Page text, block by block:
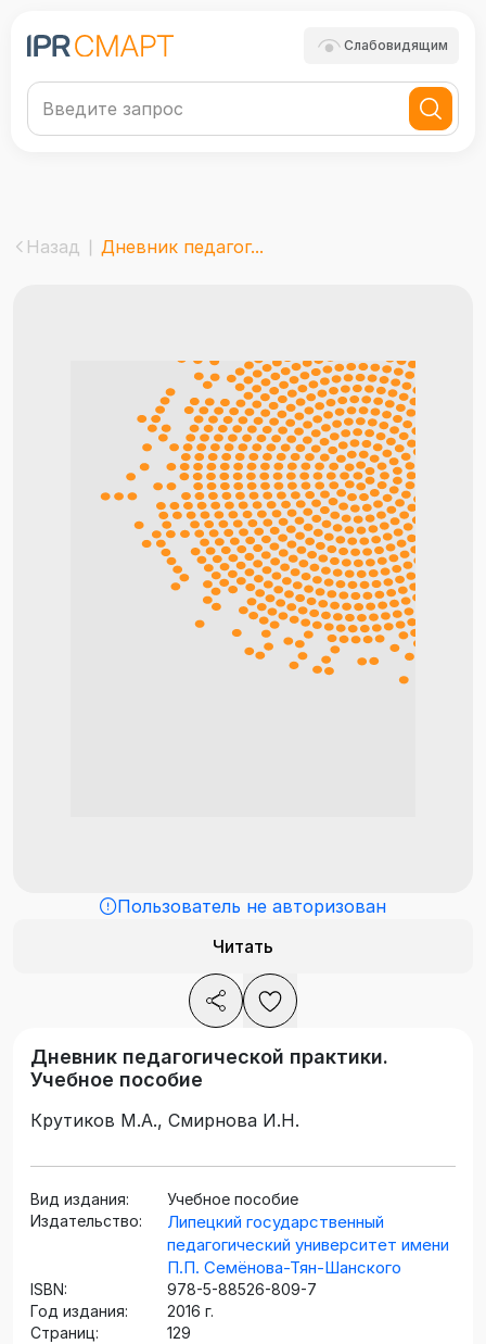
Слабовидящим
Назад Дневник педагог...
Пользователь не авторизован
Читать
Дневник педагогической практики.
Учебное пособие
Крутиков М.А., Смирнова И.Н.
Вид издания:
Учебное пособие
Издательство:
Липецкий государственный
педагогический университет имени
П.П. Семёнова-Тян-Шанского
ISBN:
978-5-88526-809-7
Год издания:
2016 г.
Страниц:
129